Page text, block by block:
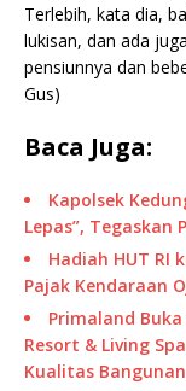
Terlebih, kata dia,
lukisan, dan ada
pensiunnya dan
Gus)
Baca Juga:
Kapolsek
Lepas”, Tegaskan
Hadiah HUT RI
Pajak Kendaraan
Primaland
Resort & Living
Kualitas Bangunan